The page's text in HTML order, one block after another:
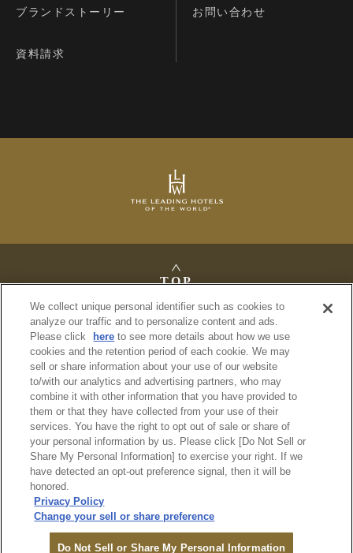
オンライン
ご予約
ブランドストーリー お問い合わせ
資料請求
TOP
法定公告
プライバシーポリシー
利用規約
サイトマップ
© Imperial Hotel, Ltd.
We collect unique personal identifier such as cookies to
analyze our traffic and to personalize content and ads.
Please click
here to see more details about how we use
cookies and the retention period of each cookie. We may
sell or share information about your use of our website
to/with our analytics and advertising partners, who may
combine it with other information that you have provided to
them or that they have collected from your use of their
services. You have the right to opt out of sale or share of
your personal information by us. Please click [Do Not Sell or
Share My Personal Information] to exercise your right. If we
have detected an opt-out preference signal, then it will be
honored.
Privacy Policy
Change your sell or share preference
Do Not Sell or Share My Personal Information